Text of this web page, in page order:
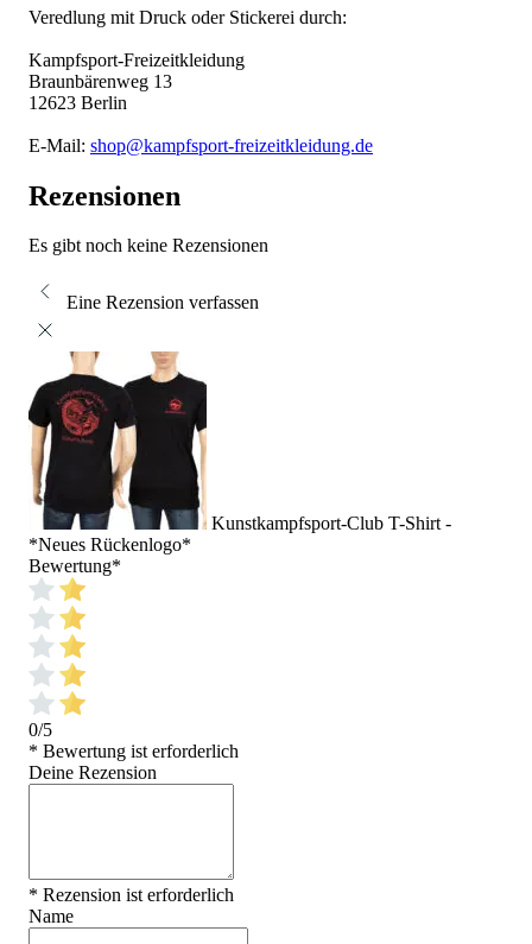
Veredlung mit Druck oder Stickerei durch:
Kampfsport-Freizeitkleidung
Braunbärenweg 13
12623 Berlin
E-Mail: shop@kampfsport-freizeitkleidung.de
Rezensionen
Es gibt noch keine Rezensionen
Eine Rezension verfassen
Kunstkampfsport-Club T-Shirt -
*Neues Rückenlogo*
Bewertung*
0/5
* Bewertung ist erforderlich
Deine Rezension
* Rezension ist erforderlich
Name